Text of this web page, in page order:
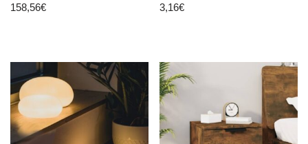
158,56€
für Bioethanol Kamin
3,16€